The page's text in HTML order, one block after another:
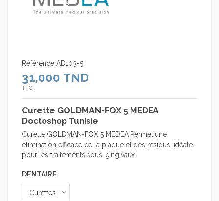
Référence AD103-5
31,000 TND
TTC
Curette GOLDMAN-FOX 5 MEDEA
Doctoshop Tunisie
Curette GOLDMAN-FOX 5 MEDEA Permet une
élimination efficace de la plaque et des résidus, idéale
pour les traitements sous-gingivaux.
DENTAIRE